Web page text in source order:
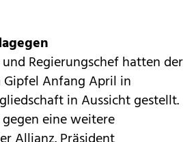
Regierungschef hatten der
Anfang April in
in Aussicht gestellt.
eine weitere